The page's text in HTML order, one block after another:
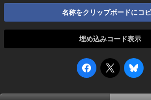
名称をクリップボードにコ
埋め込みコード表示